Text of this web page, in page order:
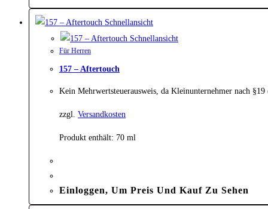
Schnellansicht
Schnellansicht
Für Herren
157 – Aftertouch
Kein Mehrwertsteuerausweis, da Kleinunternehmer nach
zzgl. Versandkosten
Produkt enthält: 70 ml
Einloggen, Um Preis Und Kauf Zu Sehen